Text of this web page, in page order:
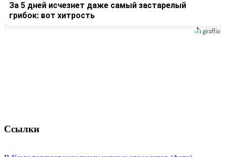
За 5 дней исчезнет даже самый застарелый
грибок: вот хитрость
Ссылки